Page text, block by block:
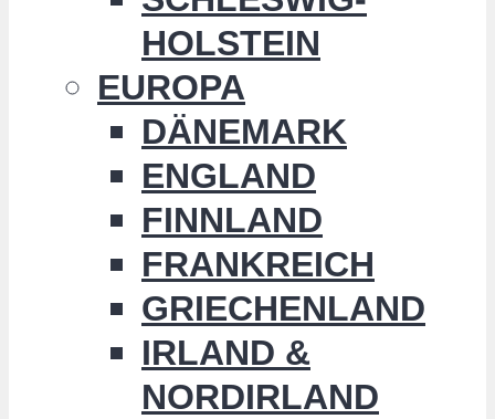
HOLSTEIN
EUROPA
DÄNEMARK
ENGLAND
FINNLAND
FRANKREICH
GRIECHENLAND
IRLAND &
NORDIRLAND